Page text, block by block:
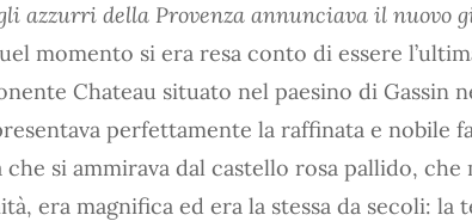
azzurri della Provenza annunciava il nuovo
momento si era resa conto di essere
Chateau situato nel paesino di Gassin
perfettamente la raffinata e nobile
che si ammirava dal castello rosa pallido, che
era magnifica ed era la stessa da secoli: la